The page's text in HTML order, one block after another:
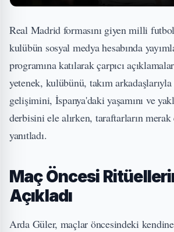
Real Madrid formasını giyen milli
kulübün sosyal medya hesabında
programına katılarak çarpıcı
yetenek, kulübünü, takım
gelişimini, İspanya'daki yaşamını ve
derbisini ele alırken, taraftarların
yanıtladı.
Maç Öncesi
Açıkladı
Arda Güler, maçlar öncesindeki